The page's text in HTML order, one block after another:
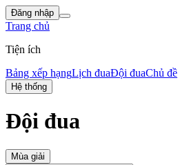
Đăng nhập
Trang chủ
Tiện ích
Bảng xếp hạngLịch đuaĐội đuaChủ đề
Hệ thống
Đội đua
Mùa giải